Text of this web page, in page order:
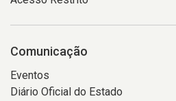
Comunicação
Eventos
Diário Oficial do Estado